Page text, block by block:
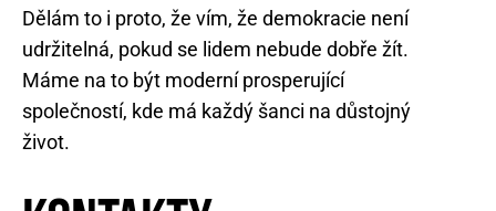
Dělám to i proto, že vím, že demokracie není
udržitelná, pokud se lidem nebude dobře žít.
Máme na to být moderní prosperující
společností, kde má každý šanci na důstojný
život.